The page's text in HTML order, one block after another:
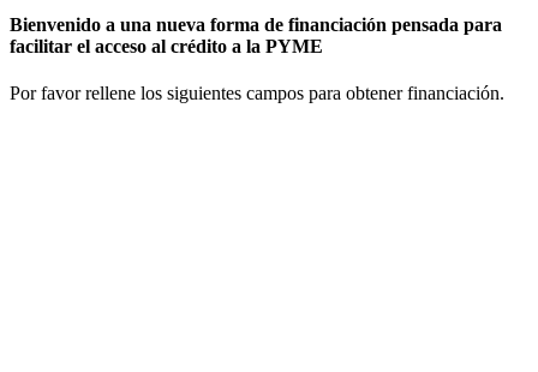
Bienvenido a una nueva forma de financiación pensada para
facilitar el acceso al crédito a la PYME
Por favor rellene los siguientes campos para obtener financiación.